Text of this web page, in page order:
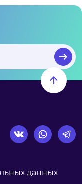
данных